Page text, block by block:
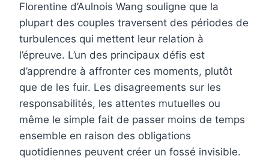
Florentine d’Aulnois Wang souligne que la
plupart des couples traversent des périodes de
turbulences qui mettent leur relation à
l’épreuve. L’un des principaux défis est
d’apprendre à affronter ces moments, plutôt
que de les fuir. Les disagreements sur les
responsabilités, les attentes mutuelles ou
même le simple fait de passer moins de temps
ensemble en raison des obligations
quotidiennes peuvent créer un fossé invisible.